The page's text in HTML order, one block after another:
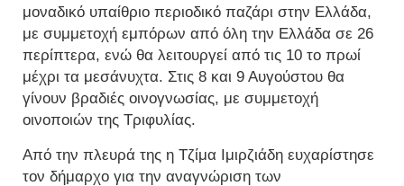
μοναδικό υπαίθριο περιοδικό παζάρι στην Ελλάδα,
με συμμετοχή εμπόρων από όλη την Ελλάδα σε 26
περίπτερα, ενώ θα λειτουργεί από τις 10 το πρωί
μέχρι τα μεσάνυχτα. Στις 8 και 9 Αυγούστου θα
γίνουν βραδιές οινογνωσίας, με συμμετοχή
οινοποιών της Τριφυλίας.
Από την πλευρά της η Τζίμα Ιμιρζιάδη ευχαρίστησε
τον δήμαρχο για την αναγνώριση των